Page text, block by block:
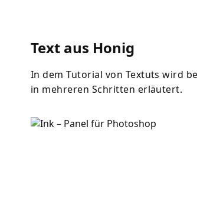
Text aus Honig
In dem Tutorial von Textuts wird
in mehreren Schritten erläutert.